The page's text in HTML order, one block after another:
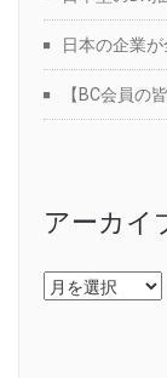
日本の企業
【BC会員の
アーカイ
ア
ー